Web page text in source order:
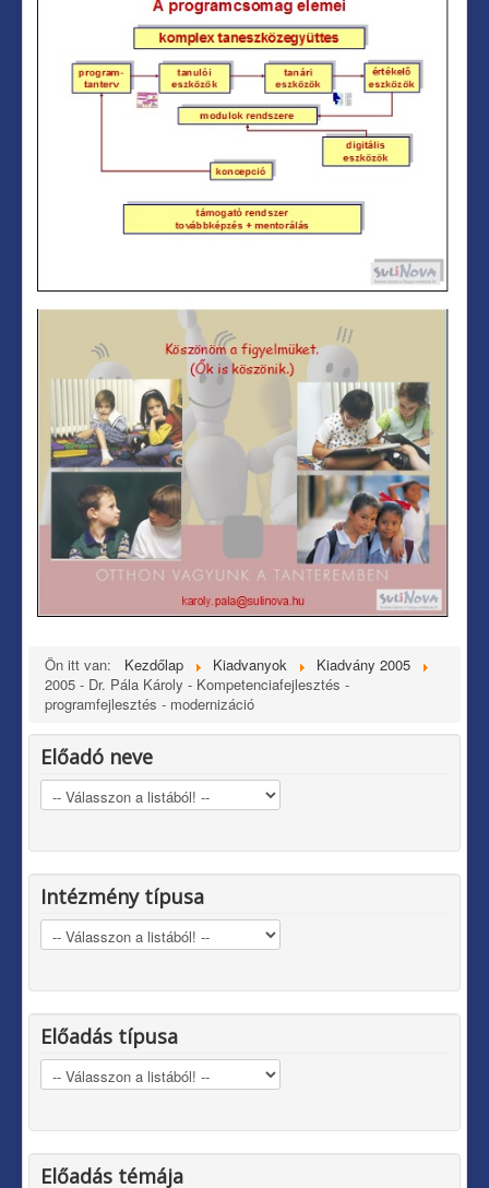
Ön itt van: Kezdőlap Kiadvanyok
Kiadvány 2005
2005 - Dr. Pála Károly - Kompetenciafejlesztés -
programfejlesztés - modernizáció
Előadó neve
Intézmény típusa
Előadás típusa
Előadás témája